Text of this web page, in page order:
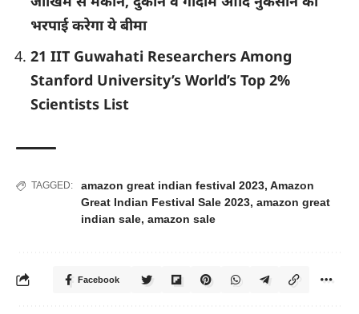
भरपाई करेगा ये बीमा
21 IIT Guwahati Researchers Among
Stanford University’s World’s Top 2%
Scientists List
TAGGED: amazon great indian festival 2023, Amazon
Great Indian Festival Sale 2023, amazon great
indian sale, amazon sale
Facebook